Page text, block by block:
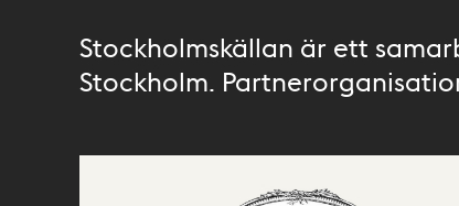
Stockholmskällan är ett
Stockholm.